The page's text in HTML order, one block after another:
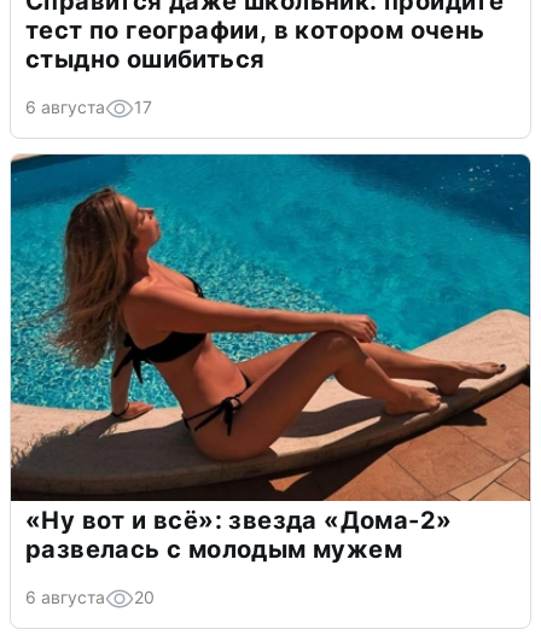
тест по географии, в котором очень
стыдно ошибиться
6 августа 17
«Ну вот и всё»: звезда «Дома-2»
развелась с молодым мужем
6 августа 20